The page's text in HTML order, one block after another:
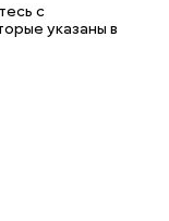
Департамента
Москвы.
информации
с
указаны в